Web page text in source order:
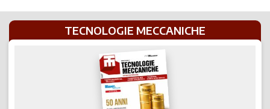
TECNOLOGIE MECCANICHE